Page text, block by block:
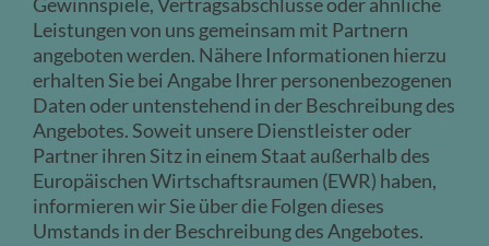
Gewinnspiele, Vertragsabschlüsse oder ähnliche
Leistungen von uns gemeinsam mit Partnern
angeboten werden. Nähere Informationen hierzu
erhalten Sie bei Angabe Ihrer personenbezogenen
Daten oder untenstehend in der Beschreibung des
Angebotes. Soweit unsere Dienstleister oder
Partner ihren Sitz in einem Staat außerhalb des
Europäischen Wirtschaftsraumen (EWR) haben,
informieren wir Sie über die Folgen dieses
Umstands in der Beschreibung des Angebotes.